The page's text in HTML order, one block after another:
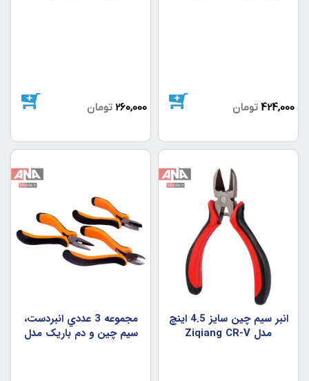
424,000 تومان 260,000 تومان
انبر سيم چين سايز 4.5 اينچ
مدل Ziqiang CR-V
مجموعه 3 عددي انبردست،
سيم چين و دم باريک مدل